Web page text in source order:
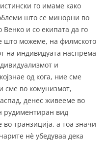
го имаме како
што се минорни во
Венко и со екипата да го
што можеме, на филмското
на индивидуата наспрема
и
од кога, ние сме
сме во комунизмот,
денес живееме во
рудиментиран вид
транзиција, а тоа значи
нè убедуваа дека